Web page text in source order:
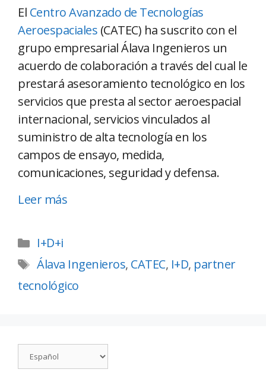
El Centro Avanzado de Tecnologías
Aeroespaciales (CATEC) ha suscrito con el
grupo empresarial Álava Ingenieros un
acuerdo de colaboración a través del cual le
prestará asesoramiento tecnológico en los
servicios que presta al sector aeroespacial
internacional, servicios vinculados al
suministro de alta tecnología en los
campos de ensayo, medida,
comunicaciones, seguridad y defensa.
Leer más
I+D+i
Álava Ingenieros, CATEC, I+D, partner
tecnológico